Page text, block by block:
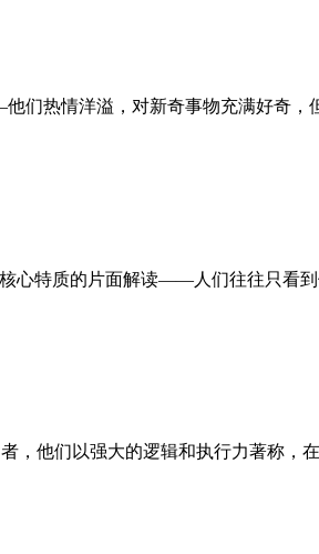
们热情洋溢，对新奇事物充满好奇，
心特质的片面解读——人们往往只看
，他们以强大的逻辑和执行力著称，